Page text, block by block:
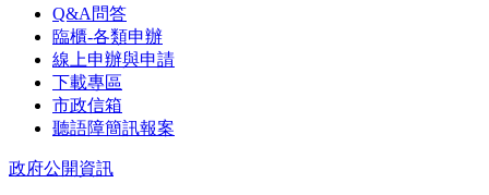
Q&A問答
臨櫃-各類申辦
線上申辦與申請
下載專區
市政信箱
聽語障簡訊報案
政府公開資訊